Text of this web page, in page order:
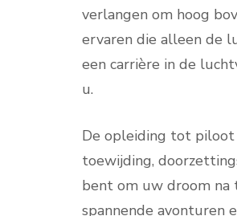
verlangen om hoog
ervaren die alleen de
een carrière in de
u.
De opleiding tot
toewijding,
bent om uw droom na
spannende avonturen